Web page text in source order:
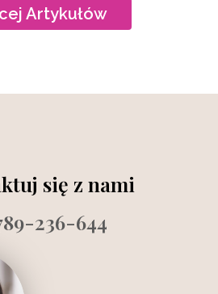
Artykułów
się z nami
236-644